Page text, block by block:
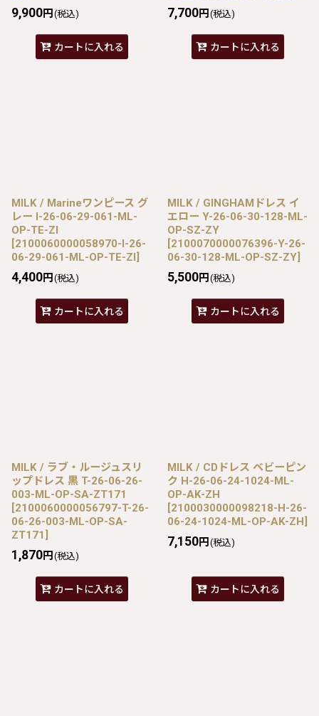
9,900円 (税込)
カートに入れる
7,700円 (税込)
カートに入れる
MILK / Marineワンピース グ
レー I-26-06-29-061-ML-
OP-TE-ZI
[2100060000058970-I-26-
06-29-061-ML-OP-TE-ZI]
4,400円 (税込)
カートに入れる
MILK / GINGHAMドレス イ
エロー Y-26-06-30-128-ML-
OP-SZ-ZY
[2100070000076396-Y-26-
06-30-128-ML-OP-SZ-ZY]
5,500円 (税込)
カートに入れる
MILK / ラブ・ルージュスリ
ップドレス 黒 T-26-06-26-
003-ML-OP-SA-ZT171
[2100060000056797-T-26-
06-26-003-ML-OP-SA-
ZT171 ]
1,870円 (税込)
カートに入れる
MILK / CDドレス ベビーピン
ク H-26-06-24-1024-ML-
OP-AK-ZH
[2100030000098218-H-26-
06-24-1024-ML-OP-AK-ZH]
7,150円 (税込)
カートに入れる